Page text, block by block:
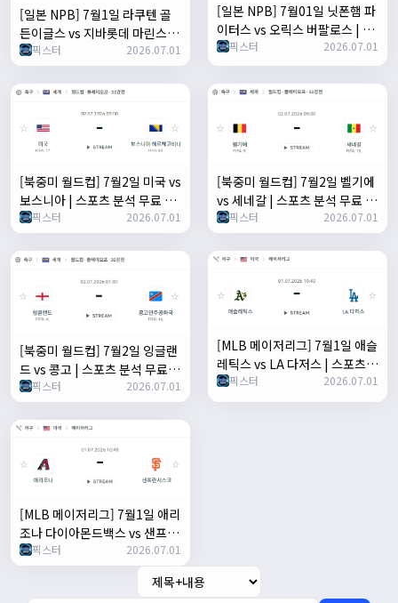
[일본 NPB] 7월1일 라쿠텐 골
든이글스 vs 지바롯데 마린스 |
스포츠 분석 무료 중계 토친놈
픽스터 2026.07.01
[일본 NPB] 7월01일 닛폰햄 파
이터스 vs 오릭스 버팔로스 | 스
포츠 분석 무료 중계 토친놈
픽스터 2026.07.01
[북중미 월드컵] 7월2일 미국 vs
보스니아 | 스포츠 분석 무료 중
계 토친놈
픽스터 2026.07.01
[북중미 월드컵] 7월2일 벨기에
vs 세네갈 | 스포츠 분석 무료 중
계 토친놈
픽스터 2026.07.01
[북중미 월드컵] 7월2일 잉글랜
드 vs 콩고 | 스포츠 분석 무료
중계 토친놈
픽스터 2026.07.01
[MLB 메이저리그] 7월1일 애슬
레틱스 vs LA 다저스 | 스포츠
분석 무료 중계 토친놈
픽스터 2026.07.01
[MLB 메이저리그] 7월1일 애리
조나 다이아몬드백스 vs 샌프란
시스코 자이언츠 | 스포츠 분석
무료 중계 토친놈
픽스터 2026.07.01